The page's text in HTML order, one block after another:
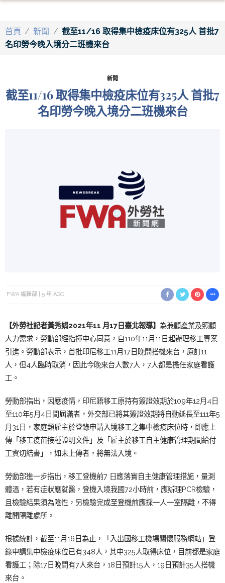
首頁 / 新聞 / 截至11/16 取得集中檢疫床位有325人 首批7
名印勞今晚入境分二班機來台
新聞
截至11/16 取得集中檢疫床位有325人 首批7
名印勞今晚入境分二班機來台
FWA 編輯部 5 年 AGO
【外勞社記者黃秀娟2021年11 月17日臺北報導】 為兼顧產業及照顧
人力需求，勞動部經指揮中心同意，自110年11月11日起辦理移工專案
引進。勞動部表示，首批印尼移工11月17日晚間搭機來台，原訂11
人，但4人臨時取消，因此今晚來台人數7人，7人都是擔任家庭看護
工。
勞動部指出， 因應疫情，印尼籍移工原持有簽證效期於109年12月4日
至110年5月4日間屆滿者，外交部已將其簽證效期將自動延長至111年5
月31日，家庭類雇主於登錄申請入境移工之集中檢疫床位時，即應上
傳「移工疫苗接種證明文件」及「雇主於移工自主健康管理期間給付
工資切結書」，如未上傳者，將無法入境。
勞動部進一步指出，移工登機前7 日應落實自主健康管理措施，量測
體溫，若有症狀應就醫，登機入境我國72小時前，應辦理PCR檢驗，
且檢驗結果須為陰性，另檢驗完成至登機前應採一人一室隔離，不得
離開隔離處所。
根據統計， 截至11月16日為止，「入出國移工機場關懷服務網站」登
錄申請集中檢疫床位已有348人，其中325人取得床位，目前都是家庭
看護工；除17日晚間有7人來台，18日預計15人，19日預計35人搭機
來台。